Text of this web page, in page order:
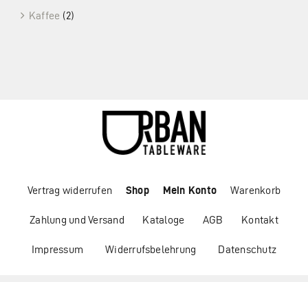
Kaffee (2)
Shop Warenkorb
Zahlung und Versand Kataloge AGB Kontakt
Mein Konto
Widerrufsbelehrung
Impressum Datenschutz
Vertrag widerrufen